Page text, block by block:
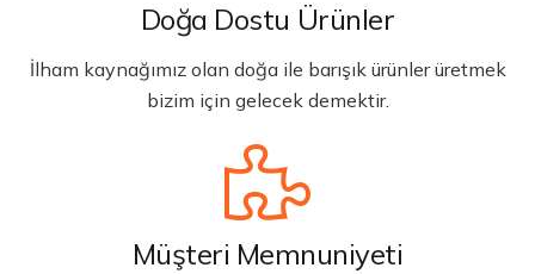
Doğa Dostu Ürünler
İlham kaynağımız olan doğa ile barışık ürünler üretmek
bizim için gelecek demektir.
Müşteri Memnuniyeti